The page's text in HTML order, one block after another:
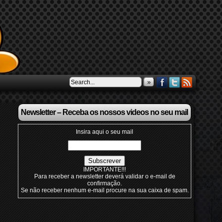
»
Newsletter – Receba os nossos videos no seu mail
Insira aqui o seu mail
IMPORTANTE!!!
Para receber a newsletter deverá validar o e-mail de
confirmação.
Se não receber nenhum e-mail procure na sua caixa de spam.